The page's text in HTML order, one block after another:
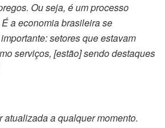
Ou seja, é um processo
a economia brasileira se
setores que estavam
serviços, [estão] sendo destaques
atualizada a qualquer momento.